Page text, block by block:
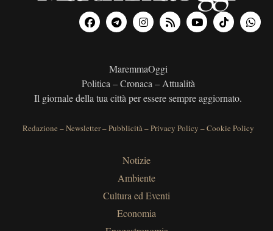
MaremmaOggi
Politica – Cronaca – Attualità
Il giornale della tua città per essere sempre aggiornato.
Redazione –Newsletter–Pubblicità–Privacy Policy –Cookie Policy
Notizie
Ambiente
Cultura ed Eventi
Economia